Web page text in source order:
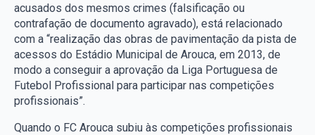
acusados dos mesmos crimes (falsificação ou
contrafação de documento agravado), está relacionado
com a “realização das obras de pavimentação da pista de
acessos do Estádio Municipal de Arouca, em 2013, de
modo a conseguir a aprovação da Liga Portuguesa de
Futebol Profissional para participar nas competições
profissionais”.
Quando o FC Arouca subiu às competições profissionais